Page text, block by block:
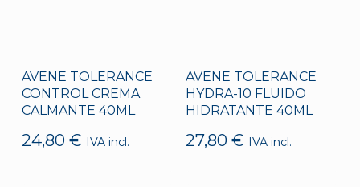
AVENE TOLERANCE
CONTROL CREMA
CALMANTE 40ML
24,80 € IVA incl.
AVENE TOLERANCE
HYDRA-10 FLUIDO
HIDRATANTE 40ML
27,80€ IVA incl.